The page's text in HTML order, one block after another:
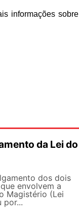
informações sobre
da Lei do
dos dois
envolvem a
Magistério (Lei
por...